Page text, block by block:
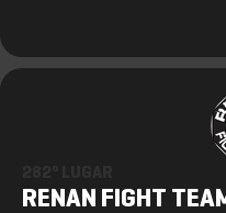
RENAN FIGHT